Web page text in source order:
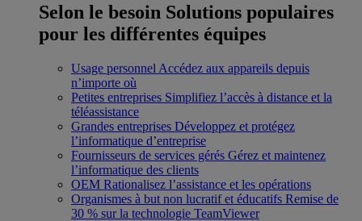
Selon le besoin Solutions populaires
pour les différentes équipes
Usage personnel Accédez aux appareils depuis
n’importe où
Petites entreprises Simplifiez l’accès à distance et la
téléassistance
Grandes entreprises Développez et protégez
l’informatique d’entreprise
Fournisseurs de services gérés Gérez et maintenez
l’informatique des clients
OEM Rationalisez l’assistance et les opérations
Organismes à but non lucratif et éducatifs Remise de
30 % sur la technologie TeamViewer